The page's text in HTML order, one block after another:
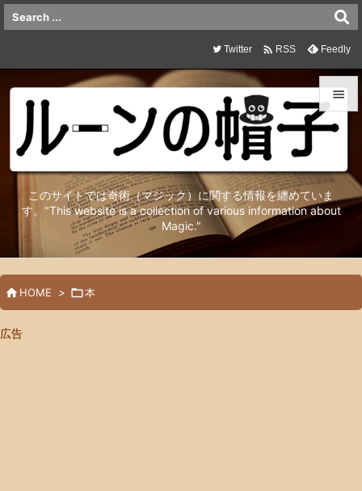
このサイトでは奇術（マジック）に関する情報を纏めていま
す。"This website is a collection of various information about
Magic."



サイド

検索
Twitter  RSS Feedly
 HOME > 本
広告